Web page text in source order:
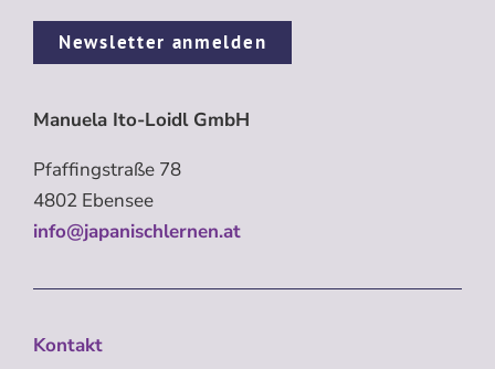
Newsletter anmelden
Manuela Ito-Loidl GmbH
Pfaffingstraße 78
4802 Ebensee
info@japanischlernen.at
Kontakt